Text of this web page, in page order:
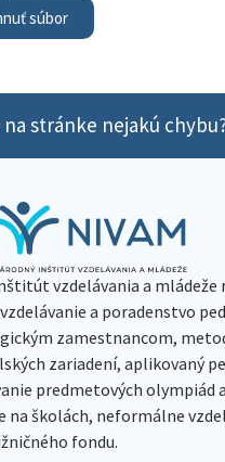
súbor
na stránke nejakú
vzdelávania a
a poradenstvo
zamestnancom,
zariadení, aplikovaný
predmetových olympiád
na školách, neformálne
fondu.